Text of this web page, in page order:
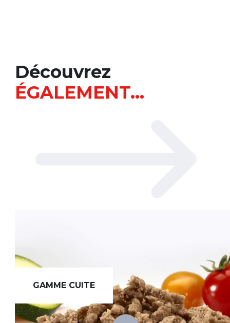
Découvrez
ÉGALEMENT…
GAMME CUITE